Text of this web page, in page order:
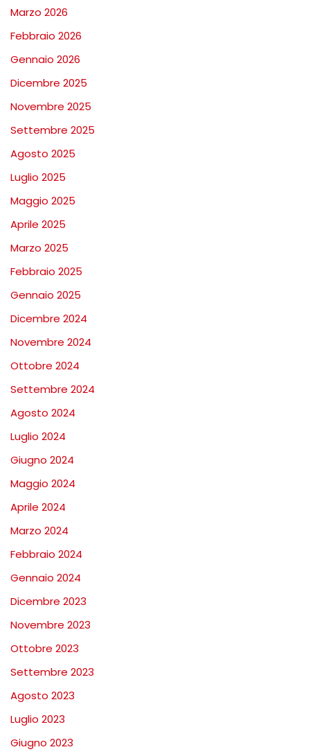
Marzo 2026
Febbraio 2026
Gennaio 2026
Dicembre 2025
Novembre 2025
Settembre 2025
Agosto 2025
Luglio 2025
Maggio 2025
Aprile 2025
Marzo 2025
Febbraio 2025
Gennaio 2025
Dicembre 2024
Novembre 2024
Ottobre 2024
Settembre 2024
Agosto 2024
Luglio 2024
Giugno 2024
Maggio 2024
Aprile 2024
Marzo 2024
Febbraio 2024
Gennaio 2024
Dicembre 2023
Novembre 2023
Ottobre 2023
Settembre 2023
Agosto 2023
Luglio 2023
Giugno 2023